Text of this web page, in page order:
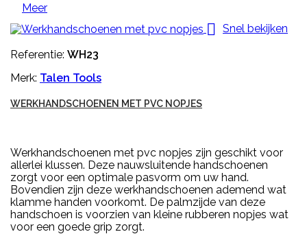
Meer
 Snel bekijken
Referentie: WH23
Merk: Talen Tools
WERKHANDSCHOENEN MET PVC NOPJES
Werkhandschoenen met pvc nopjes zijn geschikt voor
allerlei klussen. Deze nauwsluitende handschoenen
zorgt voor een optimale pasvorm om uw hand.
Bovendien zijn deze werkhandschoenen ademend wat
klamme handen voorkomt. De palmzijde van deze
handschoen is voorzien van kleine rubberen nopjes wat
voor een goede grip zorgt.